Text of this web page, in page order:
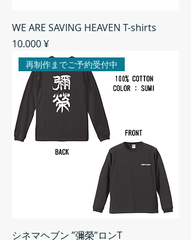
WE ARE SAVING HEAVEN T-shirts
Preis
10.000 ¥
再制作までご予約受付中
シネマヘブン ”彌榮”ロンT